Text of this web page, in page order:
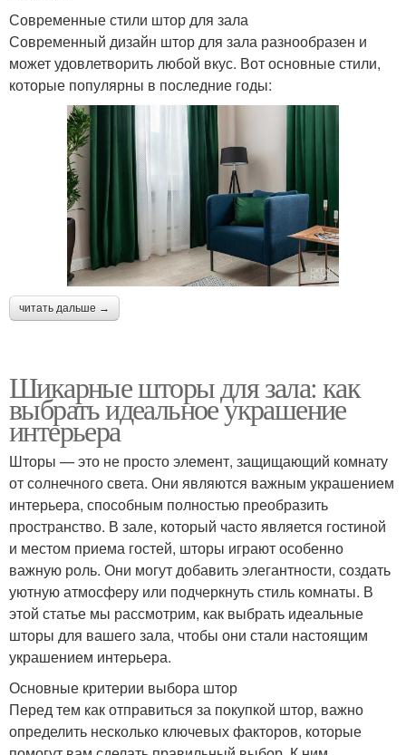
Современные стили штор для зала
Современный дизайн штор для зала разнообразен и
может удовлетворить любой вкус. Вот основные стили,
которые популярны в последние годы:
читать дальше →
Шикарные шторы для зала: как
выбрать идеальное украшение
интерьера
Шторы — это не просто элемент, защищающий комнату
от солнечного света. Они являются важным украшением
интерьера, способным полностью преобразить
пространство. В зале, который часто является гостиной
и местом приема гостей, шторы играют особенно
важную роль. Они могут добавить элегантности, создать
уютную атмосферу или подчеркнуть стиль комнаты. В
этой статье мы рассмотрим, как выбрать идеальные
шторы для вашего зала, чтобы они стали настоящим
украшением интерьера.
Основные критерии выбора штор
Перед тем как отправиться за покупкой штор, важно
определить несколько ключевых факторов, которые